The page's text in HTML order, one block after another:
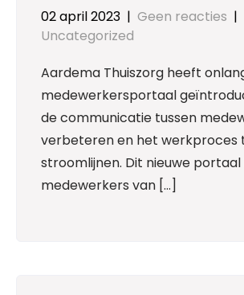
02 april 2023 | Geen reacties |
Uncategorized
Aardema Thuiszorg heeft
medewerkersportaal
de communicatie tussen
verbeteren en het werkproces
stroomlijnen. Dit nieuwe
medewerkers van […]